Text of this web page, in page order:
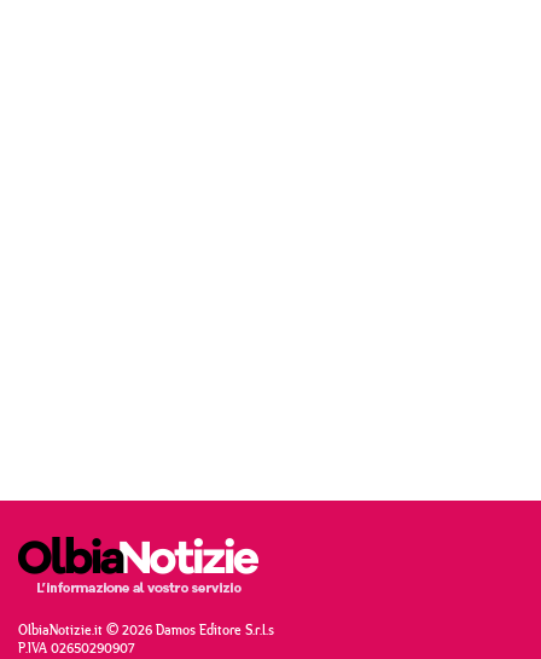
OlbiaNotizie.it © 2026 Damos Editore S.r.l.s
P.IVA 02650290907